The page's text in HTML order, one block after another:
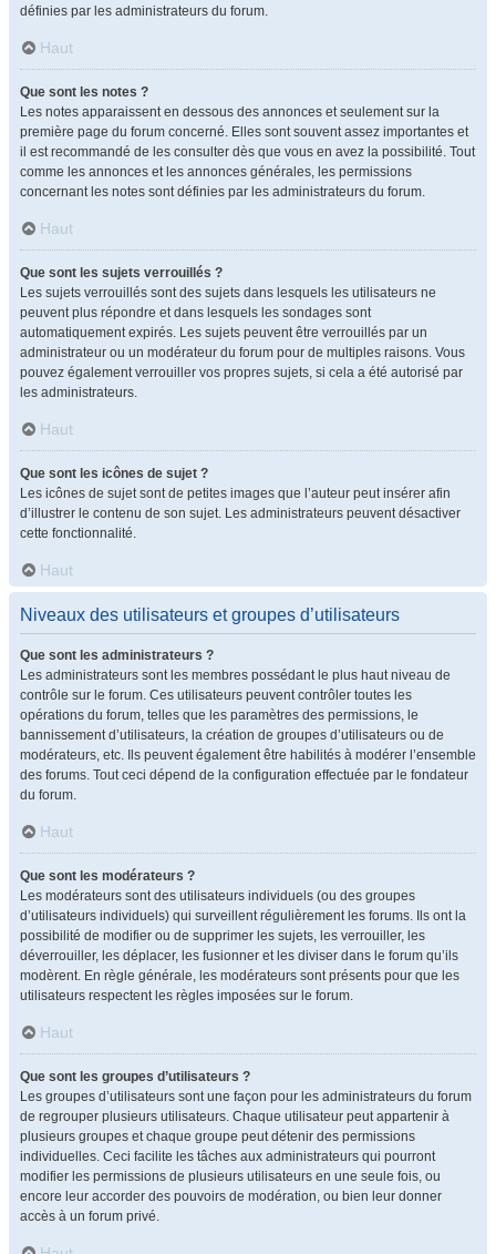
définies par les administrateurs du forum.
Haut
Que sont les notes ?
Les notes apparaissent en dessous des annonces et seulement sur la
première page du forum concerné. Elles sont souvent assez importantes et
il est recommandé de les consulter dès que vous en avez la possibilité. Tout
comme les annonces et les annonces générales, les permissions
concernant les notes sont définies par les administrateurs du forum.
Haut
Que sont les sujets verrouillés ?
Les sujets verrouillés sont des sujets dans lesquels les utilisateurs ne
peuvent plus répondre et dans lesquels les sondages sont
automatiquement expirés. Les sujets peuvent être verrouillés par un
administrateur ou un modérateur du forum pour de multiples raisons. Vous
pouvez également verrouiller vos propres sujets, si cela a été autorisé par
les administrateurs.
Haut
Que sont les icônes de sujet ?
Les icônes de sujet sont de petites images que l’auteur peut insérer afin
d’illustrer le contenu de son sujet. Les administrateurs peuvent désactiver
cette fonctionnalité.
Haut
Niveaux des utilisateurs et groupes d’utilisateurs
Que sont les administrateurs ?
Les administrateurs sont les membres possédant le plus haut niveau de
contrôle sur le forum. Ces utilisateurs peuvent contrôler toutes les
opérations du forum, telles que les paramètres des permissions, le
bannissement d’utilisateurs, la création de groupes d’utilisateurs ou de
modérateurs, etc. Ils peuvent également être habilités à modérer l’ensemble
des forums. Tout ceci dépend de la configuration effectuée par le fondateur
du forum.
Haut
Que sont les modérateurs ?
Les modérateurs sont des utilisateurs individuels (ou des groupes
d’utilisateurs individuels) qui surveillent régulièrement les forums. Ils ont la
possibilité de modifier ou de supprimer les sujets, les verrouiller, les
déverrouiller, les déplacer, les fusionner et les diviser dans le forum qu’ils
modèrent. En règle générale, les modérateurs sont présents pour que les
utilisateurs respectent les règles imposées sur le forum.
Haut
Que sont les groupes d’utilisateurs ?
Les groupes d’utilisateurs sont une façon pour les administrateurs du forum
de regrouper plusieurs utilisateurs. Chaque utilisateur peut appartenir à
plusieurs groupes et chaque groupe peut détenir des permissions
individuelles. Ceci facilite les tâches aux administrateurs qui pourront
modifier les permissions de plusieurs utilisateurs en une seule fois, ou
encore leur accorder des pouvoirs de modération, ou bien leur donner
accès à un forum privé.